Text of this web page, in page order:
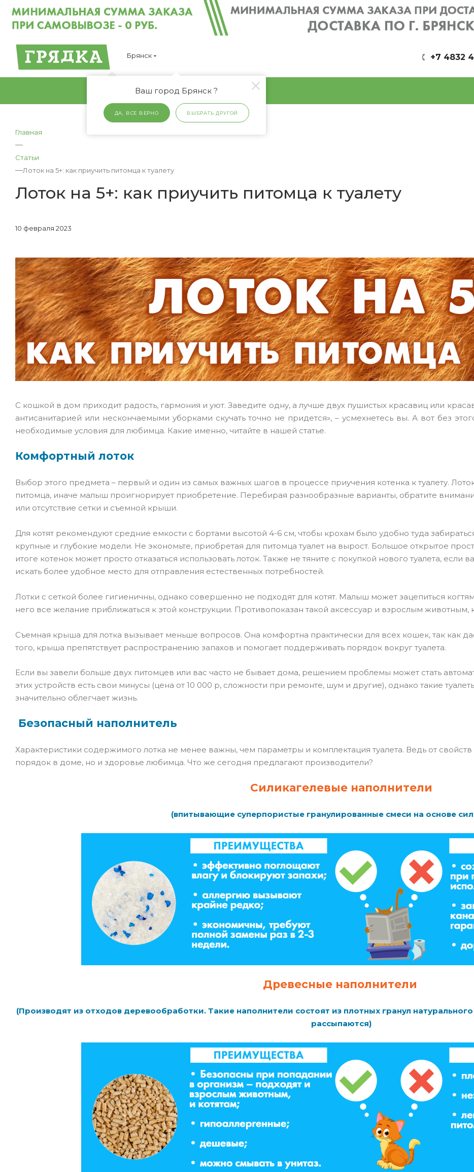
Брянск
Ваш город Брянск ?
ДА, ВСЕ ВЕРНО ВЫБРАТЬ ДРУГОЙ
+7 4832
Главная
—
Статьи
—Лоток на 5+: как приучить питомца к туалету
Лоток на 5+: как приучить питомца к туалету
10 февраля 2023
С кошкой в дом приходит радость, гармония и уют. Заведите одну, а лучше двух пушистых красавиц или
антисанитарией или нескончаемыми уборками скучать точно не придется», – усмехнетесь вы. А вот без
необходимые условия для любимца. Какие именно, читайте в нашей статье.
Комфортный лоток
Выбор этого предмета – первый и один из самых важных шагов в процессе приучения котенка к туалету.
питомца, иначе малыш проигнорирует приобретение. Перебирая разнообразные варианты, обратите
или отсутствие сетки и съемной крыши.
Для котят рекомендуют средние емкости с бортами высотой 4-6 см, чтобы крохам было удобно туда
крупные и глубокие модели. Не экономьте, приобретая для питомца туалет на вырост. Большое открытое
итоге котенок может просто отказаться использовать лоток. Также не тяните с покупкой нового туалета,
искать более удобное место для отправления естественных потребностей.
Лотки с сеткой более гигиеничны, однако совершенно не подходят для котят. Малыш может зацепиться
него все желание приближаться к этой конструкции. Противопоказан такой аксессуар и взрослым животным,
Съемная крыша для лотка вызывает меньше вопросов. Она комфортна практически для всех кошек, так как
того, крыша препятствует распространению запахов и помогает поддерживать порядок вокруг туалета.
Если вы завели больше двух питомцев или вас часто не бывает дома, решением проблемы может стать
этих устройств есть свои минусы (цена от 10 000 р, сложности при ремонте, шум и другие), однако такие
значительно облегчает жизнь.
Безопасный наполнитель
Характеристики содержимого лотка не менее важны, чем параметры и комплектация туалета. Ведь от свойств
порядок в доме, но и здоровье любимца. Что же сегодня предлагают производители?
Силикагелевые наполнители
(впитывающие суперпористые гранулированные смеси на основе
Древесные наполнители
(Производят из отходов деревообработки. Такие наполнители состоят из плотных гранул
рассыпаются)